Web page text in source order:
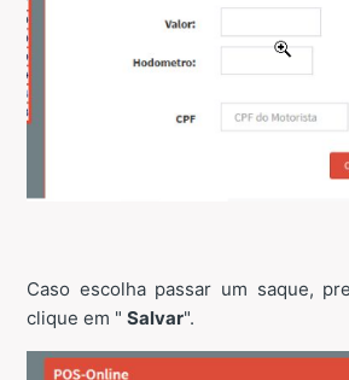
Caso escolha passar um saque,
clique em "Salvar".